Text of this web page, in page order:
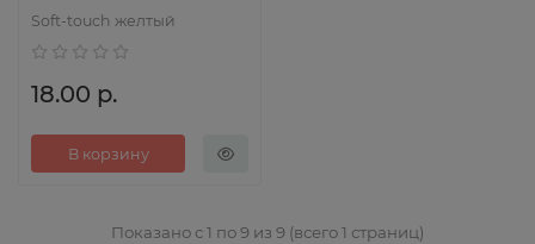
Soft-touch желтый
18.00 р.
В корзину
Показано с 1 по 9 из 9 (всего 1 страниц)